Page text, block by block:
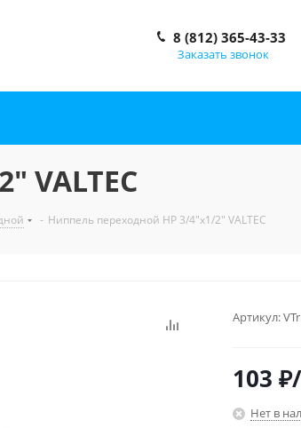
8 (812) 365-43-33
Заказать звонок
VALTEC
- Ниппель переходной НР 3/4"x1/2" VALTEC
Артикул:
103 ₽
Нет в